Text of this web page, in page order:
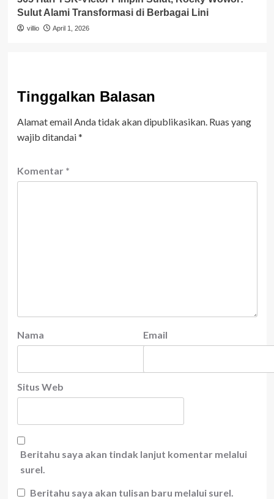
Sulut Alami Transformasi di Berbagai Lini
villio April 1, 2026
Tinggalkan Balasan
Alamat email Anda tidak akan dipublikasikan. Ruas yang
wajib ditandai*
Komentar *
Nama Email
Situs Web
Beritahu saya akan tindak lanjut komentar melalui
surel.
Beritahu saya akan tulisan baru melalui surel.